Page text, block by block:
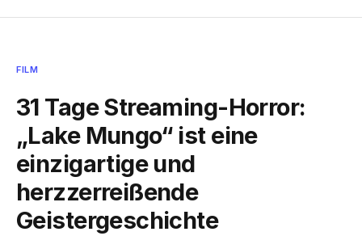
FILM
31 Tage Streaming-Horror:
„Lake Mungo“ ist eine
einzigartige und
herzzerreißende
Geistergeschichte